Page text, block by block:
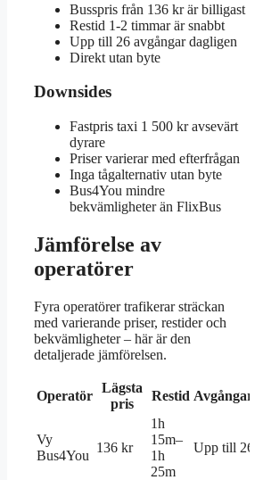
Busspris från 136 kr är billigast
Restid 1-2 timmar är snabbt
Upp till 26 avgångar dagligen
Direkt utan byte
Downsides
Fastpris taxi 1 500 kr avsevärt
dyrare
Priser varierar med efterfrågan
Inga tågalternativ utan byte
Bus4You mindre
bekvämligheter än FlixBus
Jämförelse av
operatörer
Fyra operatörer trafikerar sträckan
med varierande priser, restider och
bekvämligheter – här är den
detaljerade jämförelsen.
Operatör
Lägsta
pris
Restid Avgångar/
Vy
Bus4You
136 kr
1h
15m–
1h
25m
Upp till 26